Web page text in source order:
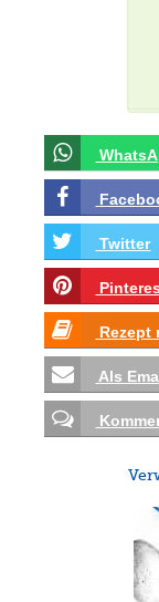
Twitter
Rezept
Als